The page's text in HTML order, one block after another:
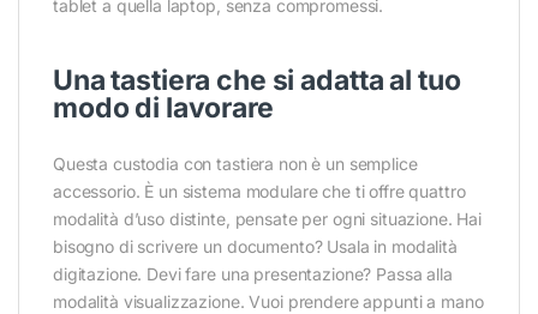
tablet a quella laptop, senza compromessi.
Una tastiera che si adatta al tuo
modo di lavorare
Questa custodia con tastiera non è un semplice
accessorio. È un sistema modulare che ti offre quattro
modalità d’uso distinte, pensate per ogni situazione. Hai
bisogno di scrivere un documento? Usala in modalità
digitazione. Devi fare una presentazione? Passa alla
modalità visualizzazione. Vuoi prendere appunti a mano